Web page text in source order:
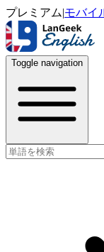
プレミアム|モバイ
Toggle navigation